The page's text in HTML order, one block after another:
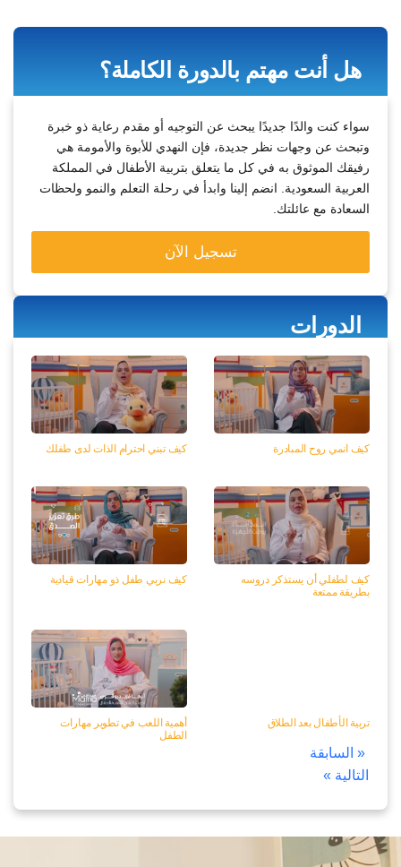
هل أنت مهتم بالدورة الكاملة؟
سواء كنت والدًا جديدًا يبحث عن التوجيه أو مقدم رعاية ذو خبرة
وتبحث عن وجهات نظر جديدة، فإن النهدي للأبوة والأمومة هي
رفيقك الموثوق به في كل ما يتعلق بتربية الأطفال في المملكة
العربية السعودية. انضم إلينا وابدأ في رحلة التعلم والنمو ولحظات
السعادة مع عائلتك.
تسجيل الآن
كيف انمي روح المبادرة كيف تبني احترام الذات لدى طفلك
كيف لطفلي أن يستذكر دروسه
بطريقة ممتعة
كيف نربي طفل ذو مهارات قيادية
تربية الأطفال بعد الطلاق
أهمية اللعب في تطوير مهارات
الطفل
« السابقة
التالية »